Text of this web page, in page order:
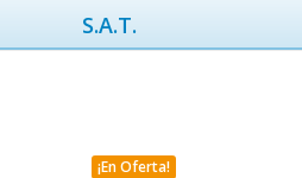
S.A.T.
¡En Oferta!